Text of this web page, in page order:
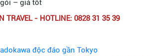
– giá tốt
TRAVEL - HOTLINE: 0828 31 35 39
độc đáo gần Tokyo